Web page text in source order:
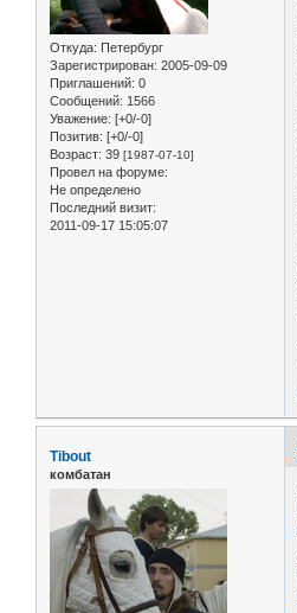
Откуда: Петербург
Зарегистрирован: 2005-09-09
Приглашений: 0
Сообщений: 1566
Уважение: [+0/-0]
Позитив: [+0/-0]
Возраст: 39 [1987-07-10]
Провел на форуме:
Не определено
Последний визит:
2011-09-17 15:05:07
Tibout
комбатан